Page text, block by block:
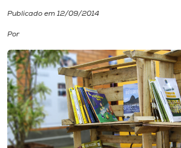
Cultura
CPA
Biblioteca
Editora
Publicado em 12/09/2014
Por